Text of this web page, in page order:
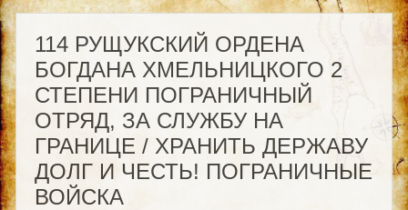
114 РУЩУКСКИЙ ОРДЕНА
БОГДАНА ХМЕЛЬНИЦКОГО 2
СТЕПЕНИ ПОГРАНИЧНЫЙ
ОТРЯД, ЗА СЛУЖБУ НА
ГРАНИЦЕ / ХРАНИТЬ ДЕРЖАВУ
ДОЛГ И ЧЕСТЬ! ПОГРАНИЧНЫЕ
ВОЙСКА